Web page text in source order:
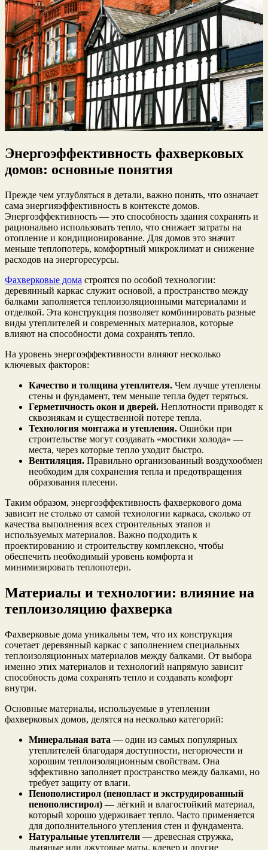
Энергоэффективность фахверковых
домов: основные понятия
Прежде чем углубляться в детали, важно понять, что означает
сама энергияэффективность в контексте домов.
Энергоэффективность — это способность здания сохранять и
рационально использовать тепло, что снижает затраты на
отопление и кондиционирование. Для домов это значит
меньше теплопотерь, комфортный микроклимат и снижение
расходов на энергоресурсы.
Фахверковые дома строятся по особой технологии:
деревянный каркас служит основой, а пространство между
балками заполняется теплоизоляционными материалами и
отделкой. Эта конструкция позволяет комбинировать разные
виды утеплителей и современных материалов, которые
влияют на способности дома сохранять тепло.
На уровень энергоэффективности влияют несколько
ключевых факторов:
Качество и толщина утеплителя. Чем лучше утеплены
стены и фундамент, тем меньше тепла будет теряться.
Герметичность окон и дверей. Неплотности приводят к
сквознякам и существенной потере тепла.
Технология монтажа и утепления. Ошибки при
строительстве могут создавать «мостики холода» —
места, через которые тепло уходит быстро.
Вентиляция. Правильно организованный воздухообмен
необходим для сохранения тепла и предотвращения
образования плесени.
Таким образом, энергоэффективность фахверкового дома
зависит не столько от самой технологии каркаса, сколько от
качества выполнения всех строительных этапов и
используемых материалов. Важно подходить к
проектированию и строительству комплексно, чтобы
обеспечить необходимый уровень комфорта и
минимизировать теплопотери.
Материалы и технологии: влияние на
теплоизоляцию фахверка
Фахверковые дома уникальны тем, что их конструкция
сочетает деревянный каркас с заполнением специальных
теплоизоляционных материалов между балками. От выбора
именно этих материалов и технологий напрямую зависит
способность дома сохранять тепло и создавать комфорт
внутри.
Основные материалы, используемые в утеплении
фахверковых домов, делятся на несколько категорий:
Минеральная вата — один из самых популярных
утеплителей благодаря доступности, негорючести и
хорошим теплоизоляционным свойствам. Она
эффективно заполняет пространство между балками, но
требует защиту от влаги.
Пенополистирол (пенопласт и экструдированный
пенополистирол) — лёгкий и влагостойкий материал,
который хорошо удерживает тепло. Часто применяется
для дополнительного утепления стен и фундамента.
Натуральные утеплители — древесная стружка,
льняные или джутовые маты, клевер и другие